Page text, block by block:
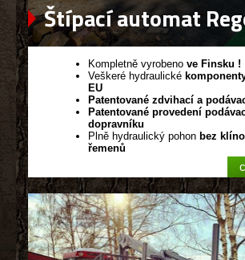
Štípací automat
Kompletně vyrobeno ve Finsku !
Veškeré hydraulické
EU
Patentované zdvihací a
Patentované provedení
dopravníku
Plně hydraulický pohon bez
řemenů